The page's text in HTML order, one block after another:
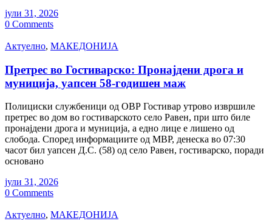
јули 31, 2026
0 Comments
Актуелно, МАКЕДОНИЈА
Претрес во Гостиварско: Пронајдени дрога и
муниција, уапсен 58-годишен маж
Полициски службеници од ОВР Гостивар утрово извршиле
претрес во дом во гостиварското село Равен, при што биле
пронајдени дрога и муниција, а едно лице е лишено од
слобода. Според информациите од МВР, денеска во 07:30
часот бил уапсен Д.С. (58) од село Равен, гостиварско, поради
основано
јули 31, 2026
0 Comments
Актуелно, МАКЕДОНИЈА